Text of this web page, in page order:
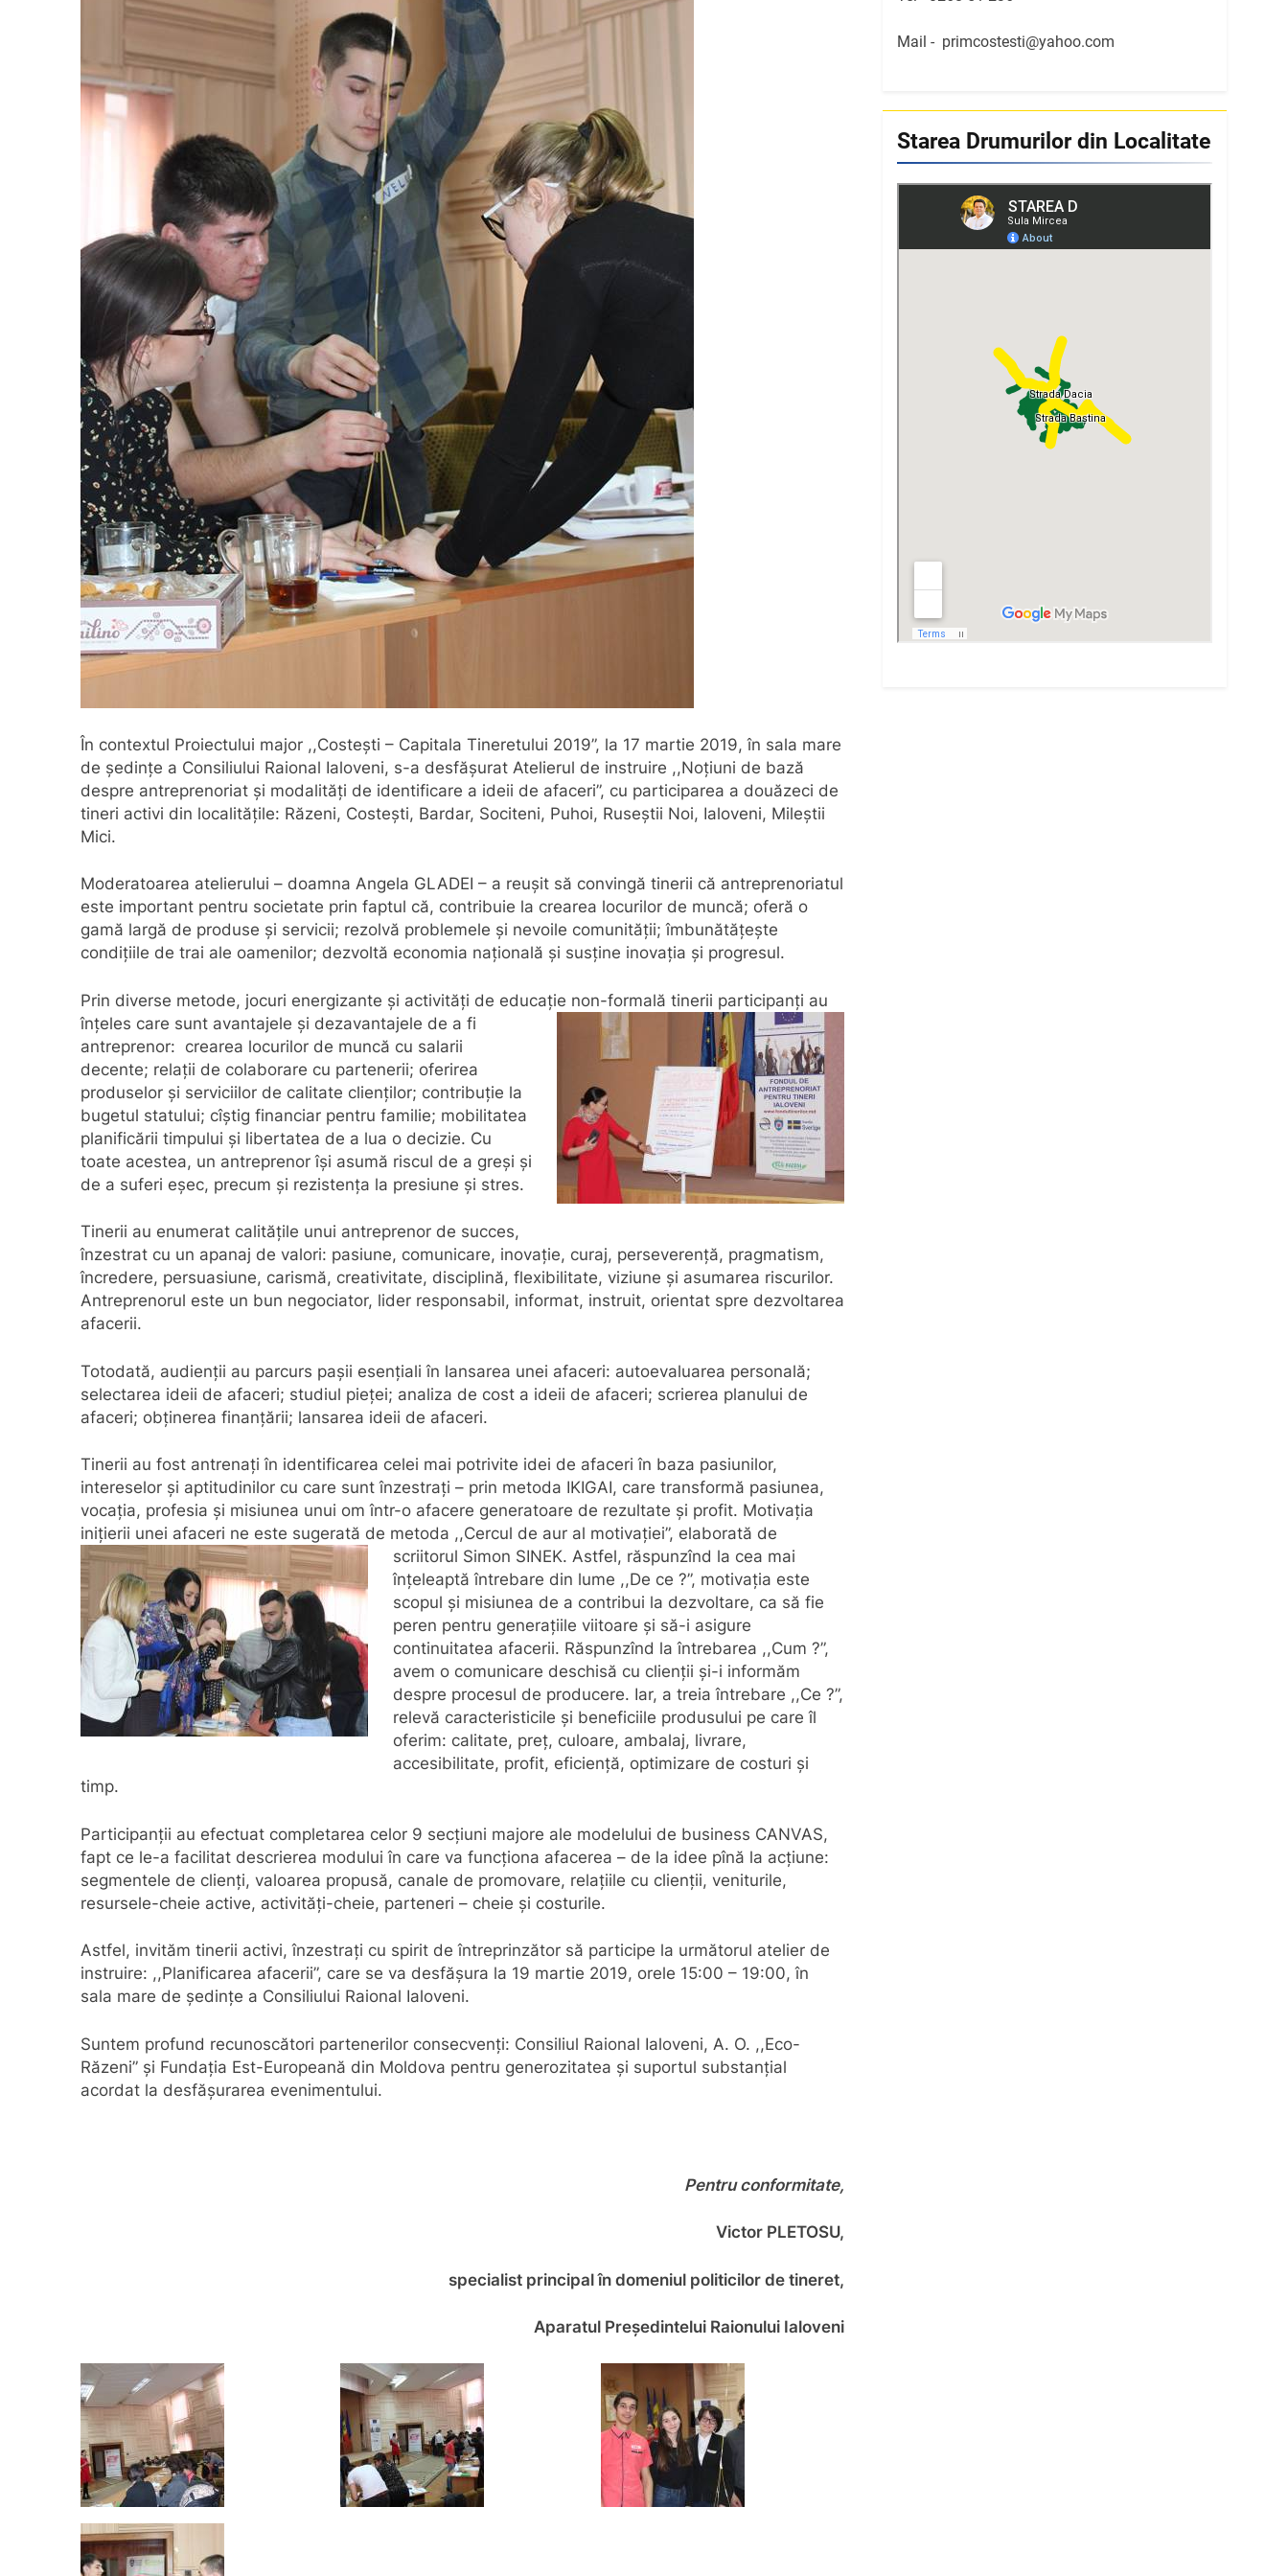
În contextul Proiectului major ,,Costești – Capitala Tineretului 2019”, la 17 martie 2019, în sala mare
de şedinţe a Consiliului Raional Ialoveni, s-a desfăşurat Atelierul de instruire ,,Noțiuni de bază
despre antreprenoriat și modalități de identificare a ideii de afaceri”, cu participarea a douăzeci de
tineri activi din localitățile: Răzeni, Costeşti, Bardar, Sociteni, Puhoi, Ruseştii Noi, Ialoveni, Mileștii
Mici.
Moderatoarea atelierului – doamna Angela GLADEI – a reuşit să convingă tinerii că antreprenoriatul
este important pentru societate prin faptul că, contribuie la crearea locurilor de muncă; oferă o
gamă largă de produse și servicii; rezolvă problemele și nevoile comunității; îmbunătățește
condițiile de trai ale oamenilor; dezvoltă economia națională și susține inovația și progresul.
Prin diverse metode, jocuri energizante şi activităţi de educaţie non-formală tinerii participanţi au
înțeles care sunt avantajele și dezavantajele de a fi
antreprenor: crearea locurilor de muncă cu salarii
decente; relații de colaborare cu partenerii; oferirea
produselor și serviciilor de calitate clienților; contribuție la
bugetul statului; cîștig financiar pentru familie; mobilitatea
planificării timpului și libertatea de a lua o decizie. Cu
toate acestea, un antreprenor își asumă riscul de a greși și
de a suferi eșec, precum și rezistența la presiune și stres.
Tinerii au enumerat calitățile unui antreprenor de succes,
înzestrat cu un apanaj de valori: pasiune, comunicare, inovație, curaj, perseverență, pragmatism,
încredere, persuasiune, carismă, creativitate, disciplină, flexibilitate, viziune și asumarea riscurilor.
Antreprenorul este un bun negociator, lider responsabil, informat, instruit, orientat spre dezvoltarea
afacerii.
Totodată, audienții au parcurs pașii esențiali în lansarea unei afaceri: autoevaluarea personală;
selectarea ideii de afaceri; studiul pieței; analiza de cost a ideii de afaceri; scrierea planului de
afaceri; obținerea finanțării; lansarea ideii de afaceri.
Tinerii au fost antrenați în identificarea celei mai potrivite idei de afaceri în baza pasiunilor,
intereselor și aptitudinilor cu care sunt înzestrați – prin metoda IKIGAI, care transformă pasiunea,
vocația, profesia și misiunea unui om într-o afacere generatoare de rezultate și profit. Motivația
inițierii unei afaceri ne este sugerată de metoda ,,Cercul de aur al motivației”, elaborată de
scriitorul Simon SINEK. Astfel, răspunzînd la cea mai
înțeleaptă întrebare din lume ,,De ce ?”, motivația este
scopul și misiunea de a contribui la dezvoltare, ca să fie
peren pentru generațiile viitoare și să-i asigure
continuitatea afacerii. Răspunzînd la întrebarea ,,Cum ?”,
avem o comunicare deschisă cu clienții și-i informăm
despre procesul de producere. Iar, a treia întrebare ,,Ce ?”,
relevă caracteristicile și beneficiile produsului pe care îl
oferim: calitate, preț, culoare, ambalaj, livrare,
accesibilitate, profit, eficiență, optimizare de costuri și
timp.
Participanții au efectuat completarea celor 9 secțiuni majore ale modelului de business CANVAS,
fapt ce le-a facilitat descrierea modului în care va funcționa afacerea – de la idee pînă la acțiune:
segmentele de clienți, valoarea propusă, canale de promovare, relațiile cu clienții, veniturile,
resursele-cheie active, activități-cheie, parteneri – cheie și costurile.
Astfel, invităm tinerii activi, înzestrați cu spirit de întreprinzător să participe la următorul atelier de
instruire: ,,Planificarea afacerii”, care se va desfășura la 19 martie 2019, orele 15:00 – 19:00, în
sala mare de ședințe a Consiliului Raional Ialoveni.
Suntem profund recunoscători partenerilor consecvenţi: Consiliul Raional Ialoveni, A. O. ,,Eco-
Răzeni” şi Fundaţia Est-Europeană din Moldova pentru generozitatea şi suportul substanțial
acordat la desfăşurarea evenimentului.
Pentru conformitate,
Victor PLETOSU,
specialist principal în domeniul politicilor de tineret,
Aparatul Președintelui Raionului Ialoveni
Mail - primcostesti@yahoo.com
Starea Drumurilor din Localitate